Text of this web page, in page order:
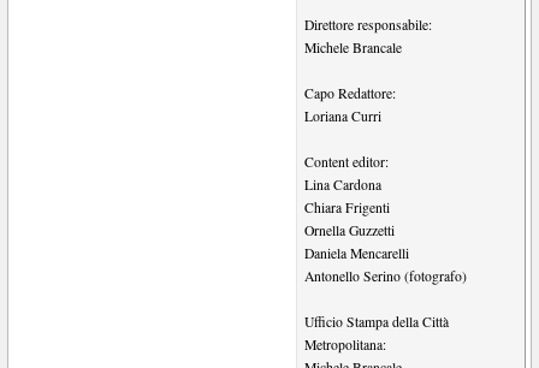
Direttore responsabile:
Michele Brancale
Capo Redattore:
Loriana Curri
Content editor:
Lina Cardona
Chiara Frigenti
Ornella Guzzetti
Daniela Mencarelli
Antonello Serino (fotografo)
Ufficio Stampa della Città
Metropolitana: